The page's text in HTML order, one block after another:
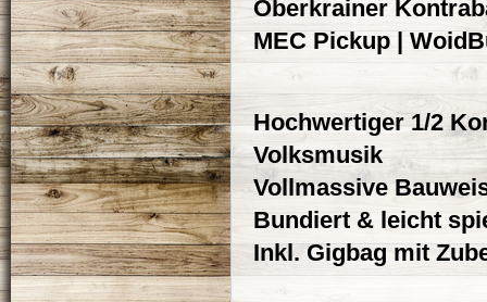
Oberkrainer
MEC Pickup |
Hochwertiger 1/2
Volksmusik
Vollmassive
Bundiert & leicht
Inkl. Gigbag mit